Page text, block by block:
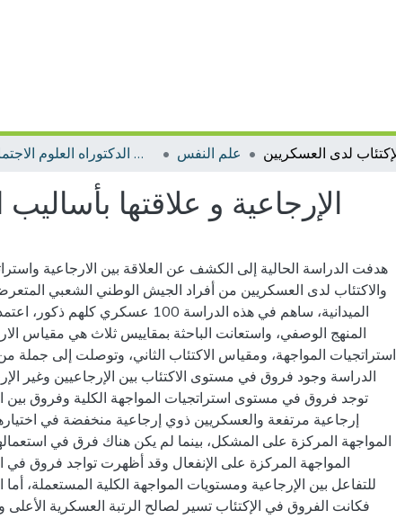
الأطروحات الدكتوراه العلوم الاجتماعية علم النفس
الإرجاعية و علاقتها
هدفت الدراسة الحالية إلى الكشف عن العلاقة بين الارجاعية
والاكتئاب لدى العسكريين من أفراد الجيش الوطني الشعبي
الميدانية، ساهم في هذه الدراسة 100 عسكري
المنهج الوصفي، واستعانت الباحثة بمقاييس ثلاث هي مقياس
استراتجيات المواجهة، ومقياس الاكتئاب الثاني، وتوصلت إلى جملة
الدراسة وجود فروق في مستوى الاكتئاب بين الإرجاعيين وغير
توجد فروق في مستوى استراتجيات المواجهة الكلية وفروق بين
إرجاعية مرتفعة والعسكريين ذوي إرجاعية منخفضة في
المواجهة المركزة على المشكل، بينما لم يكن هناك فرق في
المواجهة المركزة على الإنفعال وقد أظهرت تواجد فروق في
للتفاعل بين الإرجاعية ومستويات المواجهة الكلية المستعملة، أما
فكانت الفروق في الإكتئاب تسير لصالح الرتبة العسكرية